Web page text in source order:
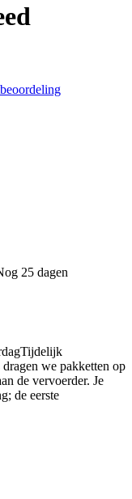
25 dagen
Tijdelijk
we pakketten op
de vervoerder. Je
de eerste